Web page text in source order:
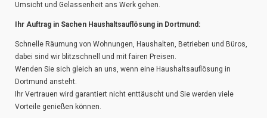
Umsicht und Gelassenheit ans Werk gehen.
Ihr Auftrag in Sachen Haushaltsauflösung in Dortmund:
Schnelle Räumung von Wohnungen, Haushalten, Betrieben und Büros,
dabei sind wir blitzschnell und mit fairen Preisen.
Wenden Sie sich gleich an uns, wenn eine Haushaltsauflösung in
Dortmund ansteht.
Ihr Vertrauen wird garantiert nicht enttäuscht und Sie werden viele
Vorteile genießen können.